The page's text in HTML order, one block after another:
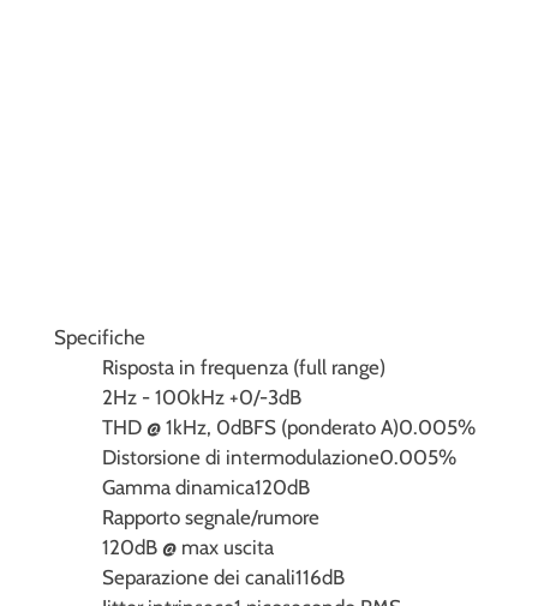
Specifiche
Risposta in frequenza (full range)
2Hz - 100kHz +0/-3dB
THD @ 1kHz, 0dBFS (ponderato A)0.005%
Distorsione di intermodulazione0.005%
Gamma dinamica120dB
Rapporto segnale/rumore
120dB @ max uscita
Separazione dei canali116dB